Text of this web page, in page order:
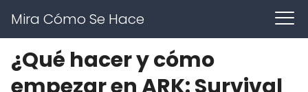
Mira Cómo Se Hace
¿Qué hacer y cómo